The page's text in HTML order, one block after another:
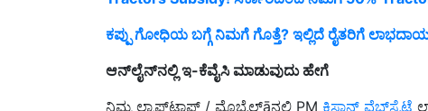
ಕಪ್ಪು ಗೋಧಿಯ ಬಗ್ಗೆ ನಿಮಗೆ ಗೊತ್ತೆ? ಇಲ್ಲಿದೆ ರೈತರಿಗೆ
ಆನ್‌ಲೈನ್‌ನಲ್ಲಿ ಇ-ಕೆವೈಸಿ ಮಾಡುವುದು ಹೇಗೆ
ನಿಮ್ಮ ಲ್ಯಾಪ್‌ಟಾಪ್ / ಮೊಬೈಲ್‌āನಲ್ಲಿ PM